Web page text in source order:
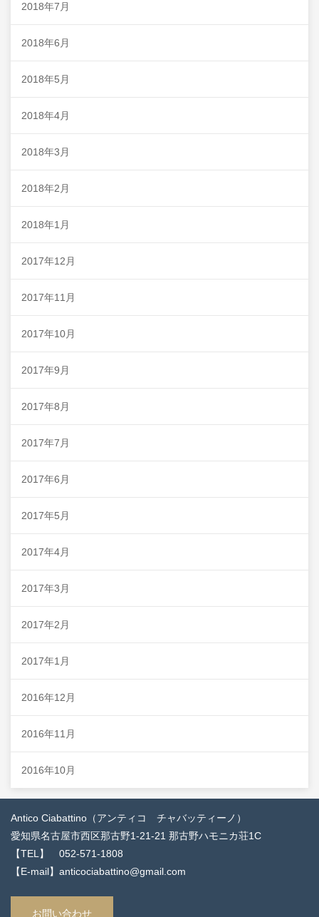
2018年7月
2018年6月
2018年5月
2018年4月
2018年3月
2018年2月
2018年1月
2017年12月
2017年11月
2017年10月
2017年9月
2017年8月
2017年7月
2017年6月
2017年5月
2017年4月
2017年3月
2017年2月
2017年1月
2016年12月
2016年11月
2016年10月
Antico Ciabattino（アンティコ チャバッティーノ）
愛知県名古屋市西区那古野1-21-21 那古野ハモニカ荘1C
【TEL】 052-571-1808
【E-mail】anticociabattino@gmail.com
お問い合わせ